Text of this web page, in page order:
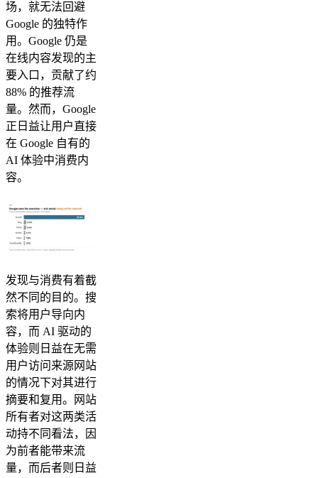
场，就无法回避
Google 的独特作
用。Google 仍是
在线内容发现的主
要入口，贡献了约
88% 的推荐流
量。然而，Google
正日益让用户直接
在 Google 自有的
AI 体验中消费内
容。
发现与消费有着截
然不同的目的。搜
索将用户导向内
容，而 AI 驱动的
体验则日益在无需
用户访问来源网站
的情况下对其进行
摘要和复用。网站
所有者对这两类活
动持不同看法，因
为前者能带来流
量，而后者则日益